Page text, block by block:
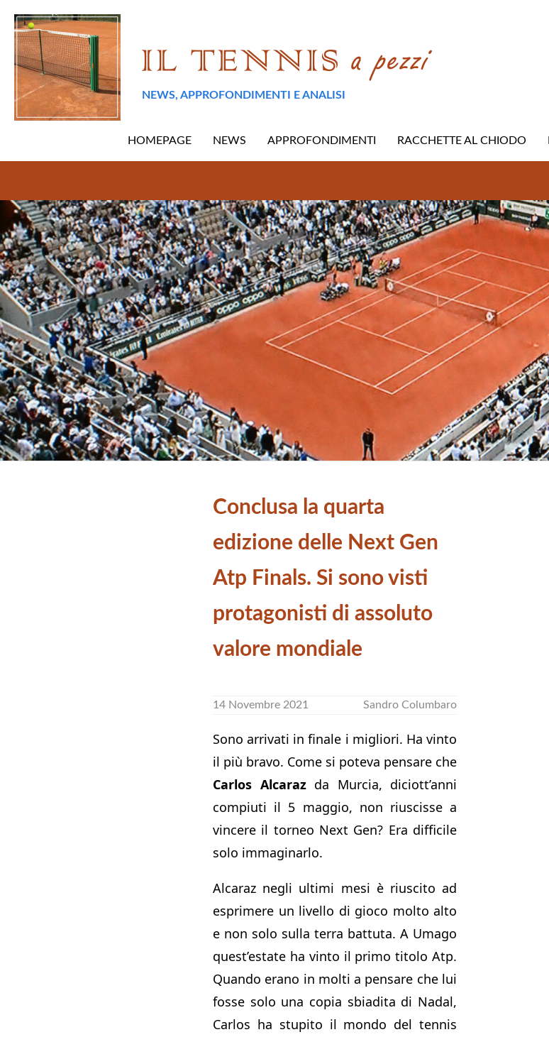
NEWS, APPROFONDIMENTI E ANALISI
HOMEPAGE NEWS APPROFONDIMENTI RACCHETTE AL CHIODO
Conclusa la quarta
edizione delle Next Gen
Atp Finals. Si sono visti
protagonisti di assoluto
valore mondiale
14 Novembre 2021 Sandro Columbaro
Sono arrivati in finale i migliori. Ha vinto
il più bravo. Come si poteva pensare che
Carlos Alcarazda Murcia, diciott’anni
compiuti il 5 maggio, non riuscisse a
vincere il torneo Next Gen? Era difficile
solo immaginarlo.
Alcaraz negli ultimi mesi è riuscito ad
esprimere un livello di gioco molto alto
e non solo sulla terra battuta. A Umago
quest’estate ha vinto il primo titolo Atp.
Quando erano in molti a pensare che lui
fosse solo una copia sbiadita di Nadal,
Carlos ha stupito il mondo del tennis